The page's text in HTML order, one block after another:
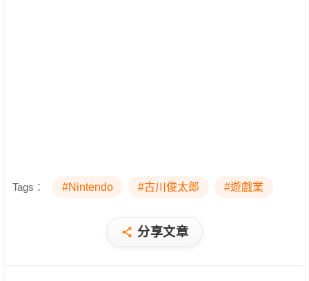
Tags： #Nintendo #古川俊太郎 #遊戲業
分享文章